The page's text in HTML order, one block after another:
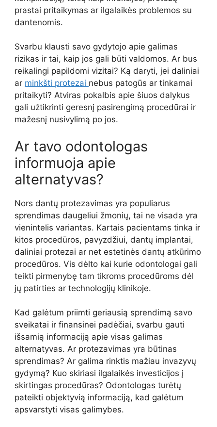
prastai pritaikymas ar ilgalaikės problemos su
dantenomis.
Svarbu klausti savo gydytojo apie galimas
rizikas ir tai, kaip jos gali būti valdomos. Ar bus
reikalingi papildomi vizitai? Ką daryti, jei daliniai
ar minkšti protezai nebus patogūs ar tinkamai
pritaikyti? Atviras pokalbis apie šiuos dalykus
gali užtikrinti geresnį pasirengimą procedūrai ir
mažesnį nusivylimą po jos.
Ar tavo odontologas
informuoja apie
alternatyvas?
Nors dantų protezavimas yra populiarus
sprendimas daugeliui žmonių, tai ne visada yra
vienintelis variantas. Kartais pacientams tinka ir
kitos procedūros, pavyzdžiui, dantų implantai,
daliniai protezai ar net estetinės dantų atkūrimo
procedūros. Vis dėlto kai kurie odontologai gali
teikti pirmenybę tam tikroms procedūroms dėl
jų patirties ar technologijų klinikoje.
Kad galėtum priimti geriausią sprendimą savo
sveikatai ir finansinei padėčiai, svarbu gauti
išsamią informaciją apie visas galimas
alternatyvas. Ar protezavimas yra būtinas
sprendimas? Ar galima rinktis mažiau invazyvų
gydymą? Kuo skiriasi ilgalaikės investicijos į
skirtingas procedūras? Odontologas turėtų
pateikti objektyvią informaciją, kad galėtum
apsvarstyti visas galimybes.